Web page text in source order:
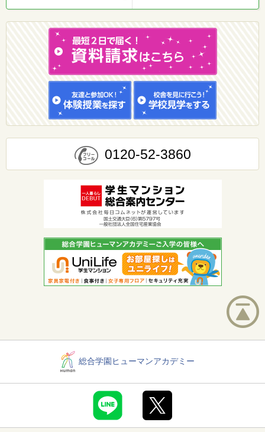
0120-52-3860
総合学園ヒューマンアカデミー